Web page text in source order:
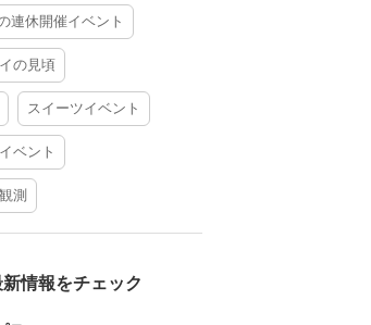
連休開催イベント
の見頃
スイーツイベント
ベント
測
情報をチェック